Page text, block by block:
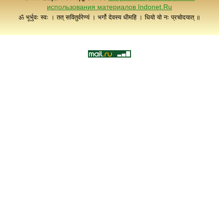
использования материалов Indonet.Ru
ॐ भूर्भुवः स्वः । तत् सवितुर्वरेण्यं । भर्गो देवस्य धीमहि । धियो यो नः प्रचोदयात् ॥